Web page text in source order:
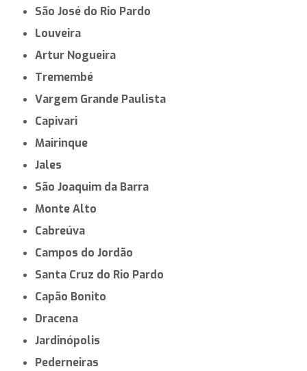
São José do Rio Pardo
Louveira
Artur Nogueira
Tremembé
Vargem Grande Paulista
Capivari
Mairinque
Jales
São Joaquim da Barra
Monte Alto
Cabreúva
Campos do Jordão
Santa Cruz do Rio Pardo
Capão Bonito
Dracena
Jardinópolis
Pederneiras